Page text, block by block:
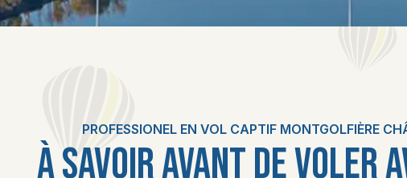
PROFESSIONEL EN VOL CAPTIF MONTGOLFIÈRE
À SAVOIR AVANT DE VOLER